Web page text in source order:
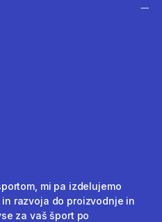
mi pa izdelujemo
razvoja do proizvodnje in
za vaš šport po